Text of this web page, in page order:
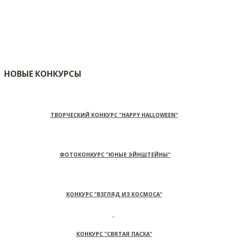
НОВЫЕ КОНКУРСЫ
ТВОРЧЕСКИЙ КОНКУРС "HAPPY HALLOWEEN"
ФОТОКОНКУРС "ЮНЫЕ ЭЙНШТЕЙНЫ"
КОНКУРС "ВЗГЛЯД ИЗ КОСМОСА"
КОНКУРС "СВЯТАЯ ПАСХА"